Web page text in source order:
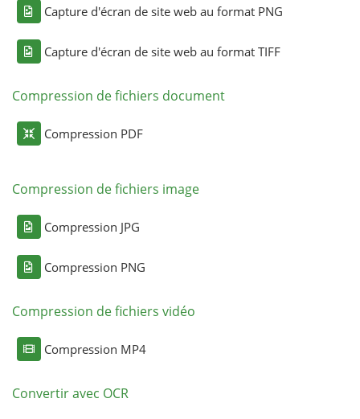
Capture d'écran de site web au format PNG
Capture d'écran de site web au format TIFF
Compression de fichiers document
Compression PDF
Compression de fichiers image
Compression JPG
Compression PNG
Compression de fichiers vidéo
Compression MP4
Convertir avec OCR